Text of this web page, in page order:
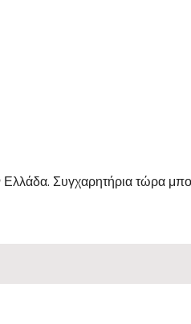
Συγχαρητήρια τώρα